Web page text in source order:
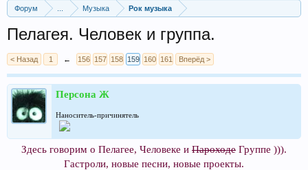
Форум Музыка Рок музыка
Пелагея. Человек и группа.
< Назад 1 ← 156 157 158 159 160 161 Вперёд >
Персона Ж
Наноситель-причинятель
Здесь говорим о Пелагее, Человеке и Пароходе Группе ))).
Гастроли, новые песни, новые проекты.